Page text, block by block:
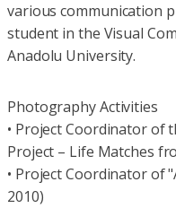
various communication
student in the Visual
Anadolu University.
Photography Activities
• Project Coordinator of
Project – Life Matches
• Project Coordinator of
2010)